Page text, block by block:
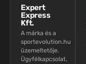
Expert
Express
Kft.
A márka és a
sportevolution.hu
üzemeltetője.
Ügyfélkapcsolat,